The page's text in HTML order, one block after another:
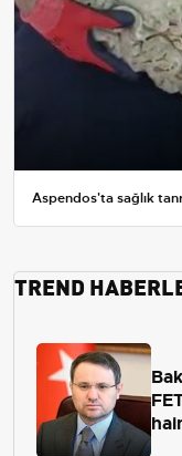
Aspendos'ta sağlık
TREND